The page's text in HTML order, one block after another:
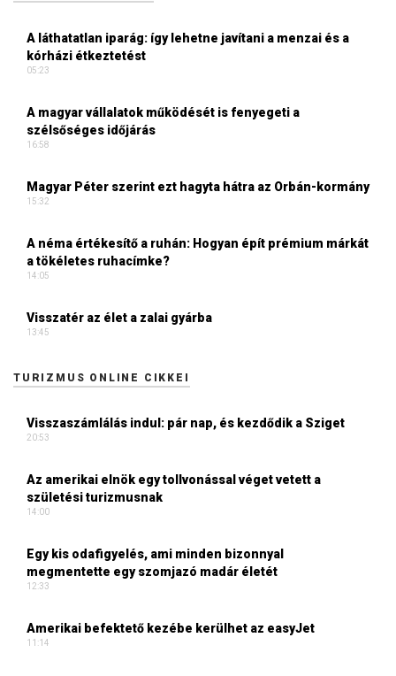
A láthatatlan iparág: így lehetne javítani a menzai és a
kórházi étkeztetést
05:23
A magyar vállalatok működését is fenyegeti a
szélsőséges időjárás
16:58
Magyar Péter szerint ezt hagyta hátra az Orbán-kormány
15:32
A néma értékesítő a ruhán: Hogyan épít prémium márkát
a tökéletes ruhacímke?
14:05
Visszatér az élet a zalai gyárba
13:45
TURIZMUS ONLINE CIKKEI
Visszaszámlálás indul: pár nap, és kezdődik a Sziget
20:53
Az amerikai elnök egy tollvonással véget vetett a
születési turizmusnak
14:00
Egy kis odafigyelés, ami minden bizonnyal
megmentette egy szomjazó madár életét
12:33
Amerikai befektető kezébe kerülhet az easyJet
11:14